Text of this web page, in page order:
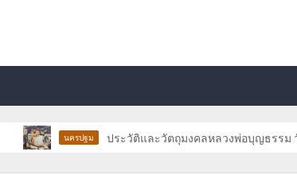
นครปฐม ประวัติและวัตถุมงคลหลวงพ่อบุญธรรม วัดพระป